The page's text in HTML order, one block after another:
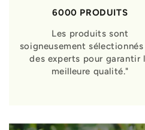
6000 PRODUITS
Les produits sont
soigneusement
des experts pour garantir
meilleure qualité."